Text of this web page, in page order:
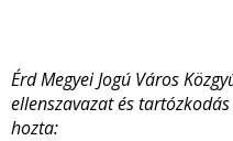
Érd Megyei Jogú Város
ellenszavazat és
hozta: